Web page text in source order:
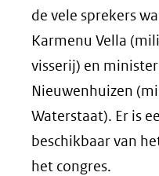
de vele sprekers
Karmenu Vella
visserij) en
Nieuwenhuizen
Waterstaat). Er is
beschikbaar van
het congres.